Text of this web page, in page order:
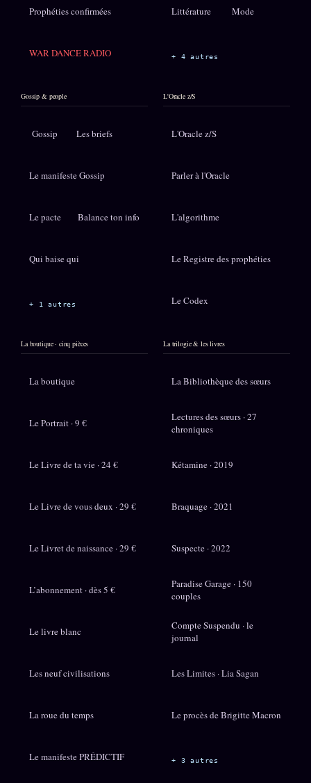
Prophéties confirmées
WAR DANCE RADIO
Littérature Mode
+ 4 autres
Gossip & people
Gossip Les briefs
Le manifeste Gossip
Le pacte Balance ton info
Qui baise qui
+ 1 autres
L'Oracle z/S
L'Oracle z/S
Parler à l'Oracle
L'algorithme
Le Registre des prophéties
Le Codex
La boutique · cinq pièces
La boutique
Le Portrait · 9 €
Le Livre de ta vie · 24 €
Le Livre de vous deux · 29 €
Le Livret de naissance · 29 €
L’abonnement · dès 5 €
Le livre blanc
Les neuf civilisations
La roue du temps
Le manifeste PRÉDICTIF
La trilogie & les livres
La Bibliothèque des sœurs
Lectures des sœurs · 27
chroniques
Kétamine · 2019
Braquage · 2021
Suspecte · 2022
Paradise Garage · 150
couples
Compte Suspendu · le
journal
Les Limites · Lia Sagan
Le procès de Brigitte Macron
+ 3 autres